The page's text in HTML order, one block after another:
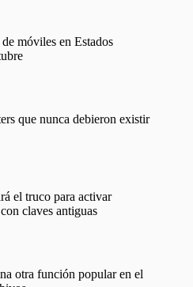
móviles en Estados
que nunca debieron existir
el truco para activar
claves antiguas
otra función popular en el